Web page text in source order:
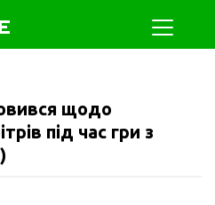
щодо
під час гри з